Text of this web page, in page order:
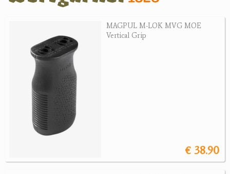
Sonstige Waffen
Munition
Bogensport
Jagdangebote
MAGPUL M-LOK MVG MOE
Vertical Grip
€ 38.90